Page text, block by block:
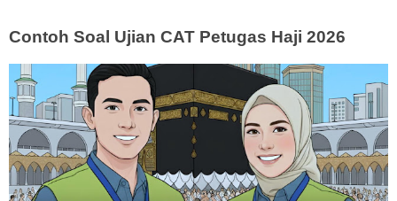
Contoh Soal Ujian CAT Petugas Haji 2026